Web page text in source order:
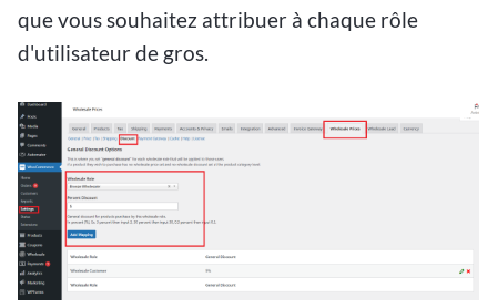
que vous souhaitez attribuer à chaque rôle
d'utilisateur de gros.